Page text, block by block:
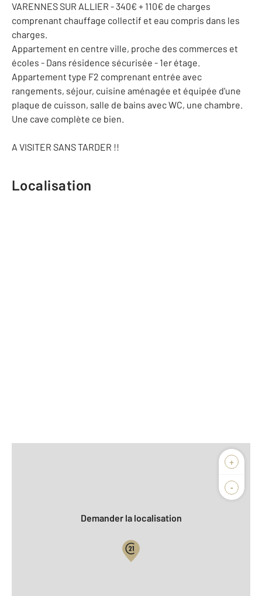
VARENNES SUR ALLIER - 340€ + 110€ de charges
comprenant chauffage collectif et eau compris dans les
charges.
Appartement en centre ville, proche des commerces et
écoles - Dans résidence sécurisée - 1er étage.
Appartement type F2 comprenant entrée avec
rangements, séjour, cuisine aménagée et équipée d'une
plaque de cuisson, salle de bains avec WC, une chambre.
Une cave complète ce bien.
A VISITER SANS TARDER !!
Localisation
+
-
Demander la localisation